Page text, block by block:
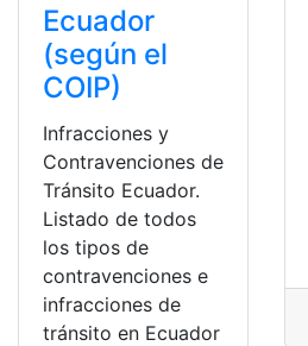
Ecuador
(según el
COIP)
Infracciones y
Contravenciones de
Tránsito Ecuador.
Listado de todos
los tipos de
contravenciones e
infracciones de
tránsito en Ecuador